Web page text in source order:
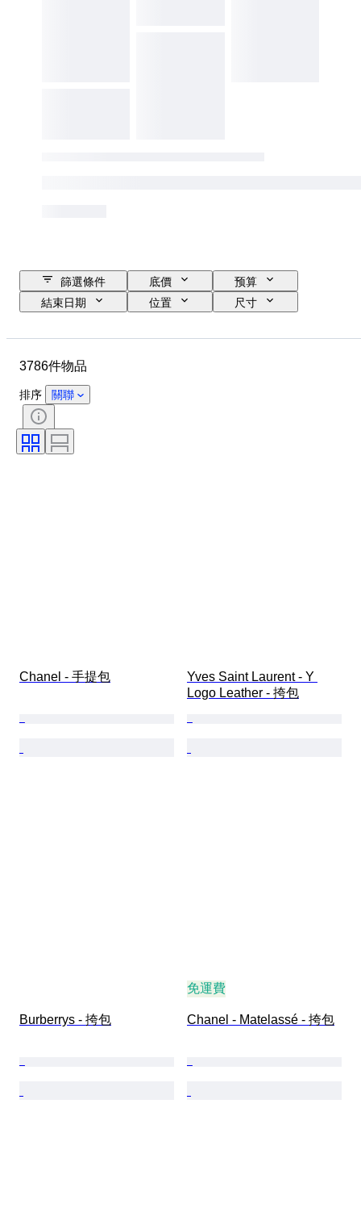
篩選條件 底價
预算
結束日期
位置
尺寸
狀態
包括配件
物品尺碼
3786件物品
排序 關聯
Chanel - 手提包
Yves Saint Laurent - Y
Logo Leather - 挎包
Burberrys - 挎包
免運費
Chanel - Matelassé - 挎包